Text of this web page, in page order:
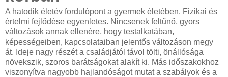
A hatodik életév fordulópont a gyermek életében. Fizikai és
értelmi fejlődése egyenletes. Nincsenek feltűnő, gyors
változások annak ellenére, hogy testalkatában,
képességeiben, kapcsolataiban jelentős változáson megy
át. Ideje nagy részét a családjától távol tölti, önállósága
növekszik, szoros barátságokat alakít ki. Más időszakokhoz
viszonyítva nagyobb hajlandóságot mutat a szabályok és a